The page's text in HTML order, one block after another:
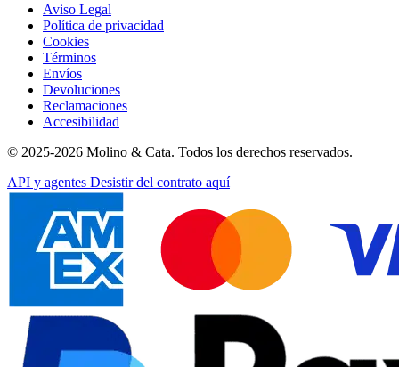
Aviso Legal
Política de privacidad
Cookies
Términos
Envíos
Devoluciones
Reclamaciones
Accesibilidad
© 2025-2026 Molino & Cata. Todos los derechos reservados.
API y agentes Desistir del contrato aquí